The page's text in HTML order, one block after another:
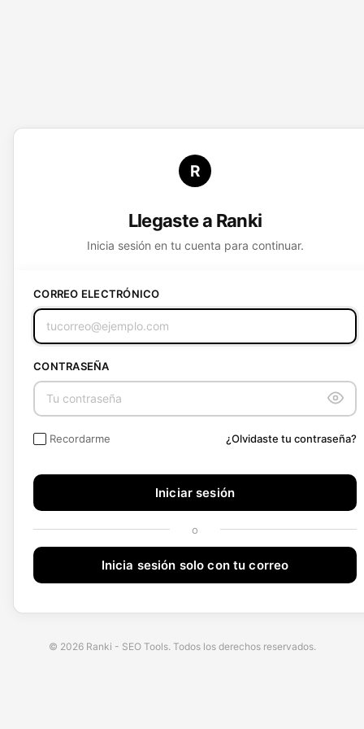
R
Llegaste a Ranki
Inicia sesión en tu cuenta para continuar.
CORREO ELECTRÓNICO
CONTRASEÑA
Recordarme ¿Olvidaste tu contraseña?
Iniciar sesión
Inicia sesión solo con tu correo
© 2026 Ranki - SEO Tools. Todos los derechos reservados.